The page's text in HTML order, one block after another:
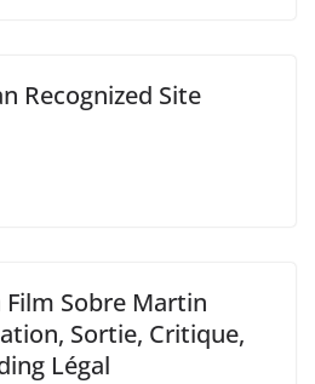
Recognized Site
Sobre Martin
Sortie, Critique,
Légal